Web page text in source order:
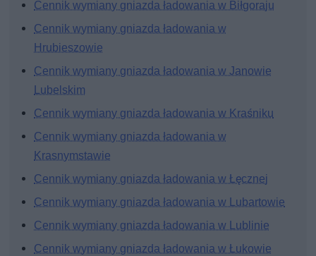
Cennik wymiany gniazda ładowania w Biłgoraju
Cennik wymiany gniazda ładowania w
Hrubieszowie
Cennik wymiany gniazda ładowania w Janowie
Lubelskim
Cennik wymiany gniazda ładowania w Kraśniku
Cennik wymiany gniazda ładowania w
Krasnymstawie
Cennik wymiany gniazda ładowania w Łęcznej
Cennik wymiany gniazda ładowania w Lubartowie
Cennik wymiany gniazda ładowania w Lublinie
Cennik wymiany gniazda ładowania w Łukowie